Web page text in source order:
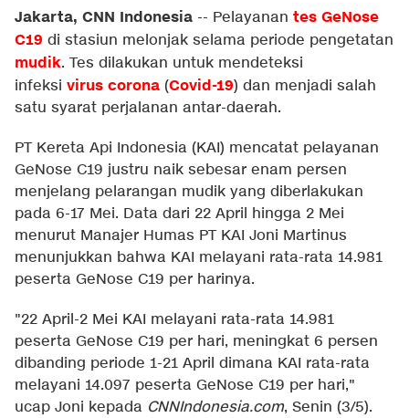
Jakarta, CNN Indonesia -- Pelayanan tes GeNose
C19 di stasiun melonjak selama periode pengetatan
mudik. Tes dilakukan untuk mendeteksi
infeksi virus corona (Covid-19) dan menjadi salah
satu syarat perjalanan antar-daerah.
PT Kereta Api Indonesia (KAI) mencatat pelayanan
GeNose C19 justru naik sebesar enam persen
menjelang pelarangan mudik yang diberlakukan
pada 6-17 Mei. Data dari 22 April hingga 2 Mei
menurut Manajer Humas PT KAI Joni Martinus
menunjukkan bahwa KAI melayani rata-rata 14.981
peserta GeNose C19 per harinya.
"22 April-2 Mei KAI melayani rata-rata 14.981
peserta GeNose C19 per hari, meningkat 6 persen
dibanding periode 1-21 April dimana KAI rata-rata
melayani 14.097 peserta GeNose C19 per hari,"
ucap Joni kepada CNNIndonesia.com, Senin (3/5).